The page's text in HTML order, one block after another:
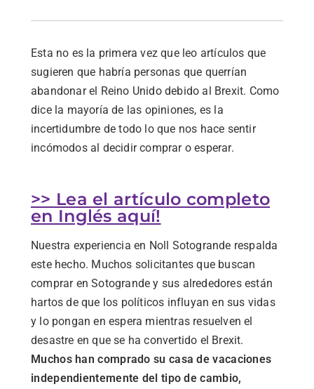
Esta no es la primera vez que leo artículos que
sugieren que habría personas que querrían
abandonar el Reino Unido debido al Brexit. Como
dice la mayoría de las opiniones, es la
incertidumbre de todo lo que nos hace sentir
incómodos al decidir comprar o esperar.
>> Lea el artículo completo
en Inglés aquí!
Nuestra experiencia en Noll Sotogrande respalda
este hecho. Muchos solicitantes que buscan
comprar en Sotogrande y sus alrededores están
hartos de que los políticos influyan en sus vidas
y lo pongan en espera mientras resuelven el
desastre en que se ha convertido el Brexit.
Muchos han comprado su casa de vacaciones
independientemente del tipo de cambio,